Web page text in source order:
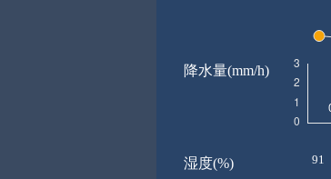
降水量(mm/h)
湿度(%) 91